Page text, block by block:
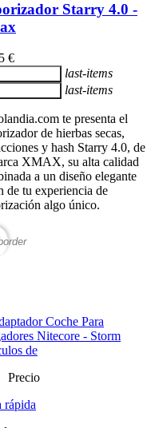
Starry 4.0 -
€
last-items
last-items
te presenta el
de hierbas secas,
y hash Starry 4.0, de
XMAX, su alta calidad
a un diseño elegante
de tu experiencia de
algo único.
Precio
rápida